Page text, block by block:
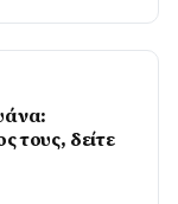
τους, δείτε